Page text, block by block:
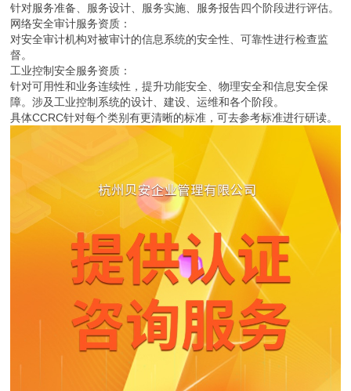
针对服务准备、服务设计、服务实施、服务报告四个阶段进行评估。
网络安全审计服务资质：
对安全审计机构对被审计的信息系统的安全性、可靠性进行检查监
督。
工业控制安全服务资质：
针对可用性和业务连续性，提升功能安全、物理安全和信息安全保
障。涉及工业控制系统的设计、建设、运维和各个阶段。
具体CCRC针对每个类别有更清晰的标准，可去参考标准进行研读。